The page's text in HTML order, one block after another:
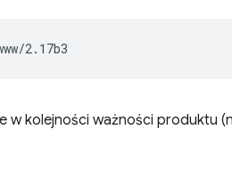
w kolejności ważności produktu